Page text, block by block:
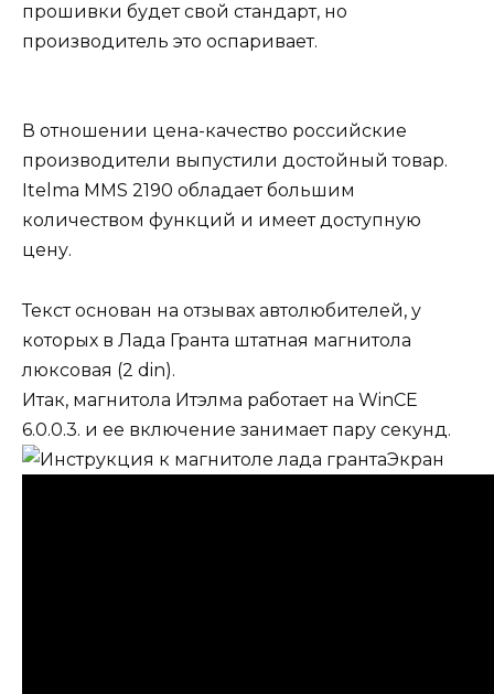
прошивки будет свой стандарт, но
производитель это оспаривает.
В отношении цена-качество российские
производители выпустили достойный товар.
Itelma MMS 2190 обладает большим
количеством функций и имеет доступную
цену.
Текст основан на отзывах автолюбителей, у
которых в Лада Гранта штатная магнитола
люксовая (2 din).
Итак, магнитола Итэлма работает на WinCE
6.0.0.3. и ее включение занимает пару секунд.
Экран